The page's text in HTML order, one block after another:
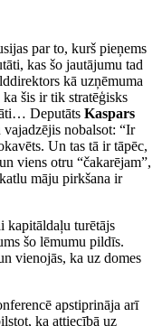
par to, kurš pieņems
kas šo jautājumu tad
kā uzņēmuma
šis ir tik stratēģisks
Deputāts Kaspars
nobalsot: “Ir
Un tas tā ir tāpēc,
viens otru “čakarējam”,
māju pirkšana ir
kapitāldaļu turētājs
šo lēmumu pildīs.
vienojās, ka uz domes
apstiprināja arī
ka attiecībā uz